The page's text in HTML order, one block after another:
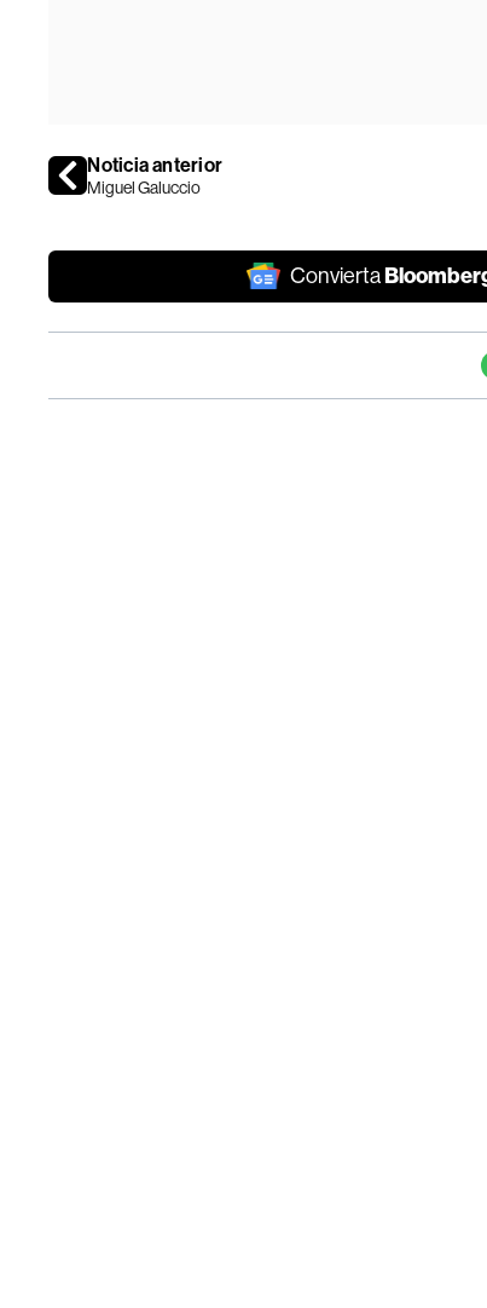
Noticia anterior
Miguel Galuccio
Convierta